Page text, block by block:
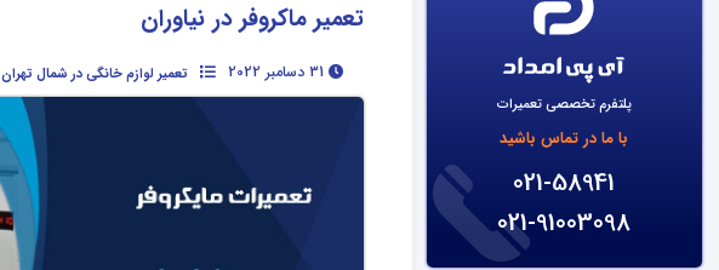
پلتفرم تخصصی تعمیرات
با ما در تماس باشید
021-58941
021-91003098
تعمیر ماکروفر در نیاوران
تعمیر لوازم خانگی در شمال تهران